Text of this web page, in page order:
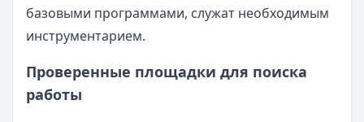
базовыми программами, служат необходимым
инструментарием.
Проверенные площадки для поиска
работы